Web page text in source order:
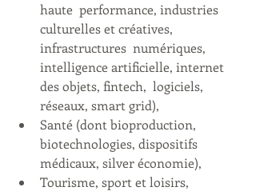
haute  performance, industries
culturelles et créatives,
infrastructures  numériques,
intelligence artificielle, internet
des objets, fintech,  logiciels,
réseaux, smart grid),
Santé (dont bioproduction,
biotechnologies, dispositifs
médicaux, silver économie),
Tourisme, sport et loisirs,